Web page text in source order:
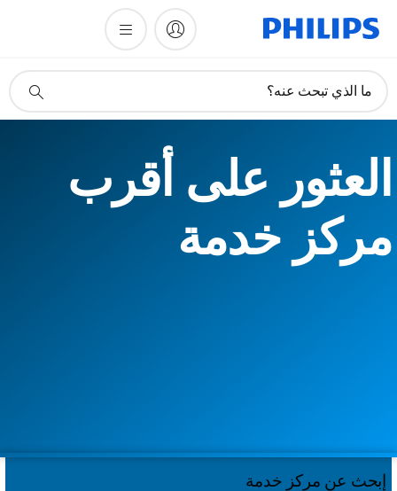
دعم
ما الذي تبحث عنه؟
العثور على أقرب
مركز خدمة
إبحث عن مركز خدمة